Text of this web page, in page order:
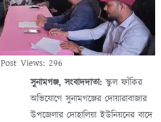
Post Views: 296
সুনামগঞ্জ, সংবাদদাতা: স্কুল ফাঁকির
অভিযোগে সুনামগঞ্জের দোয়ারাবাজার
উপজেলার দোহালিয়া ইউনিয়নের বাদে